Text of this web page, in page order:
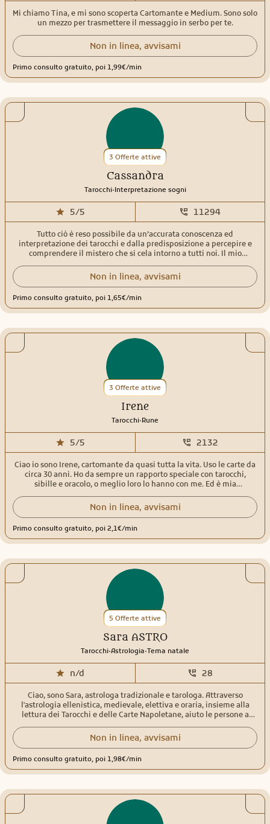
richiamo. Il Seme della Veggenza è pronto a mostrarti il tuo
cammino. ✨
Mi chiamo Tina, e mi sono scoperta Cartomante e Medium. Sono solo
un mezzo per trasmettere il messaggio in serbo per te.
Non in linea, avvisami
Primo consulto gratuito, poi 1,99€/min
3 Offerte attive
Cassandra
Tarocchi.Interpretazione sogni
5/5 11294
Tutto ciò è reso possibile da un’accurata conoscenza ed
interpretazione dei tarocchi e dalla predisposizione a percepire e
comprendere il mistero che si cela intorno a tutti noi. Il mio
accompagnarvi incontro al futuro, sciogliendo i dubbi, dando
accurate risposte ed attribuire un significato ai vostri sogni.
Non in linea, avvisami
Primo consulto gratuito, poi 1,65€/min
3 Offerte attive
Irene
Tarocchi.Rune
5/5 2132
Ciao io sono Irene, cartomante da quasi tutta la vita. Uso le carte da
circa 30 anni. Ho da sempre un rapporto speciale con tarocchi,
sibille e oracolo, o meglio loro lo hanno con me. Ed è mia
dolore, delusione e tristezza in amore, gioia e serenità. Sono qui per
questo, a tua completa disposizione. Esperienza trentennale
veritiera conoscenza di sé stessi e degli eventi. Oltre a tarocchi,
sibille e oracoli, uso il pendolo, le rune e la dadomanzia, strumenti
infallibile, ma credo fermamente alla verità delle carte e di solito
non sbagliano ;) Non do quasi mai tempistiche precise perchè gli
eventi sono certi ma i tempi sono sempre relativi. La vita e tutte le
sue esperienze sono un dono, basta vedere tutto dalla giusta
prospettiva e in modo globale, ed è questo che ti aiuterò a fare, a
conoscere gli eventi e te stessoHo fatto tantissimi corsi, collaborato
con le maggiori piattaforme, ricevuto molti attestati, anche se per
me il migliore riconoscimento è la vostra serenità.
Non in linea, avvisami
Primo consulto gratuito, poi 2,1€/min
5 Offerte attive
Sara ASTRO
Tarocchi.Astrologia.Tema natale
n/d 28
Ciao, sono Sara, astrologa tradizionale e tarologa. Attraverso
l'astrologia ellenistica, medievale, elettiva e oraria, insieme alla
lettura dei Tarocchi e delle Carte Napoletane, aiuto le persone a
relazionali, le scelte lavorative e le domande che richiedono
maggiore chiarezza. Il mio approccio unisce lo studio della
persona, offrendo strumenti di riflessione e orientamento per
affrontare con maggiore consapevolezza le situazioni della vita.
delle Carte Napoletane • Consulti integrati di astrologia e
cartomanzia • Analisi di temi natali, transiti, rivoluzioni solari e
astrologia oraria • Percorsi personalizzati di approfondimento Ho
studiato in Italia e all'estero con insegnanti di riferimento nel
Non in linea, avvisami
Primo consulto gratuito, poi 1,98€/min